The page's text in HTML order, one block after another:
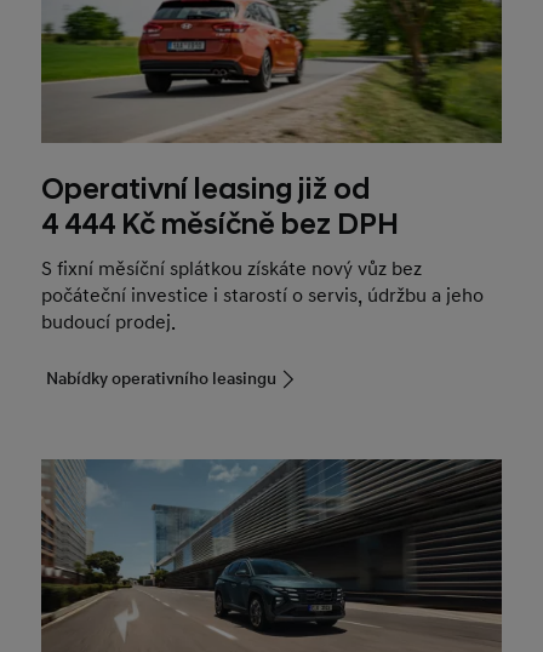
Operativní leasing již od
4 444 Kč měsíčně bez DPH
S fixní měsíční splátkou získáte nový vůz bez
počáteční investice i starostí o servis, údržbu a jeho
budoucí prodej.
Nabídky operativního leasingu